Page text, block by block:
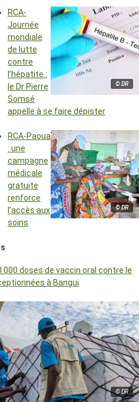
© DR
RCA-
Journée
mondiale
de lutte
contre
l’hépatite :
le Dr Pierre
Somsé
appelle à se faire dépister
© DR
RCA-Paoua
: une
campagne
médicale
gratuite
renforce
l’accès aux
soins
000 doses de vaccin oral contre le
à Bangui
© DR